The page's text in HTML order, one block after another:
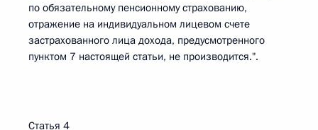
по обязательному пенсионному страхованию,
отражение на индивидуальном лицевом счете
застрахованного лица дохода, предусмотренного
пунктом 7 настоящей статьи, не производится.".
Статья 4